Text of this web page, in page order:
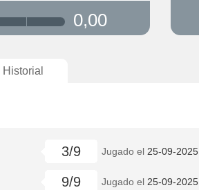
0,00
Historial
3/9 Jugado el 25-09-2025
9/9 Jugado el 25-09-2025